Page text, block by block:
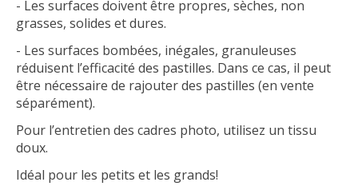
- Les surfaces doivent être propres, sèches, non
grasses, solides et dures.
- Les surfaces bombées, inégales, granuleuses
réduisent l’efficacité des pastilles. Dans ce cas, il peut
être nécessaire de rajouter des pastilles (en vente
séparément).
Pour l’entretien des cadres photo, utilisez un tissu
doux.
Idéal pour les petits et les grands!